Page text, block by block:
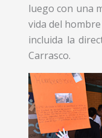
luego con una
vida del
incluida la
Carrasco.